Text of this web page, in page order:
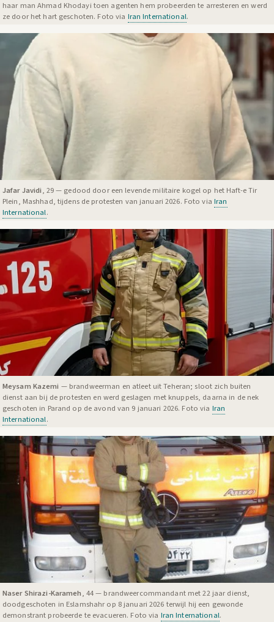
haar man Ahmad Khodayi toen agenten hem probeerden te arresteren en werd
ze door het hart geschoten. Foto via Iran International.
Jafar Javidi, 29 — gedood door een levende militaire kogel op het Haft-e Tir
Plein, Mashhad, tijdens de protesten van januari 2026. Foto via Iran
International.
Meysam Kazemi — brandweerman en atleet uit Teheran; sloot zich buiten
dienst aan bij de protesten en werd geslagen met knuppels, daarna in de nek
geschoten in Parand op de avond van 9 januari 2026. Foto via Iran
International.
Naser Shirazi-Karameh, 44 — brandweercommandant met 22 jaar dienst,
doodgeschoten in Eslamshahr op 8 januari 2026 terwijl hij een gewonde
demonstrant probeerde te evacueren. Foto via Iran International.